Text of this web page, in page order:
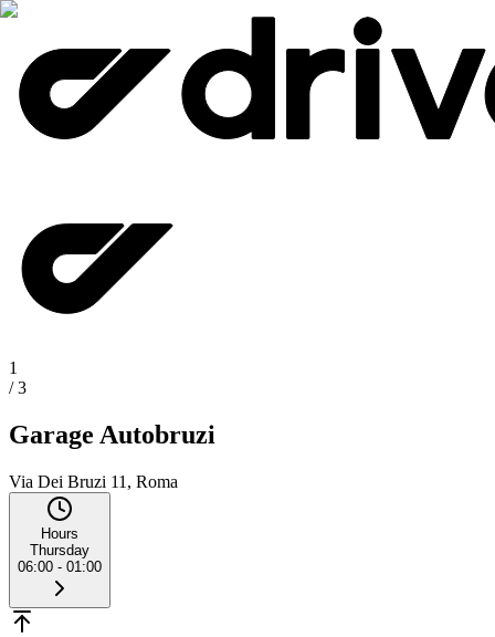
1
/3
Garage Autobruzi
Via Dei Bruzi 11, Roma
Hours
Thursday
06:00 - 01:00